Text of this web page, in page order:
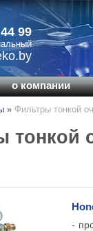
99
о компании
» Фильтры тонкой
тонкой